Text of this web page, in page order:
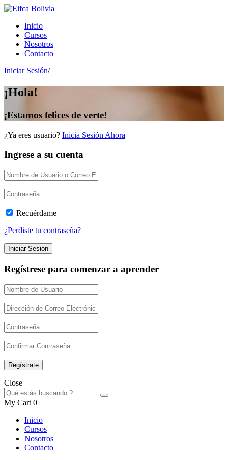
Inicio
Cursos
Nosotros
Contacto
Iniciar Sesión/
¡Hola!
¡Estamos felices de verte!
¿Ya eres usuario? Inicia Sesión Ahora
Ingrese a su cuenta
Recuérdame
¿Perdiste tu contraseña?
Regístrese para comenzar a aprender
Close
My Cart 0
Inicio
Cursos
Nosotros
Contacto